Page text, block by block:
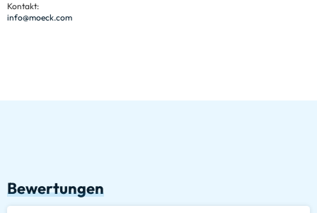
Kontakt:
info@moeck.com
Bewertungen